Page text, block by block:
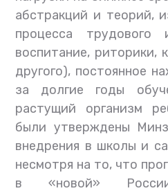
абстракций и теорий,
процесса трудового
воспитание, риторики,
другого), постоянное
за долгие годы
растущий организм
были утверждены
внедрения в школы и
несмотря на то, что
в «новой» России